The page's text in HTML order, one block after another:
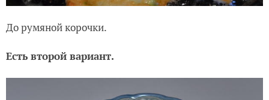
До румяной корочки.
Есть второй вариант.